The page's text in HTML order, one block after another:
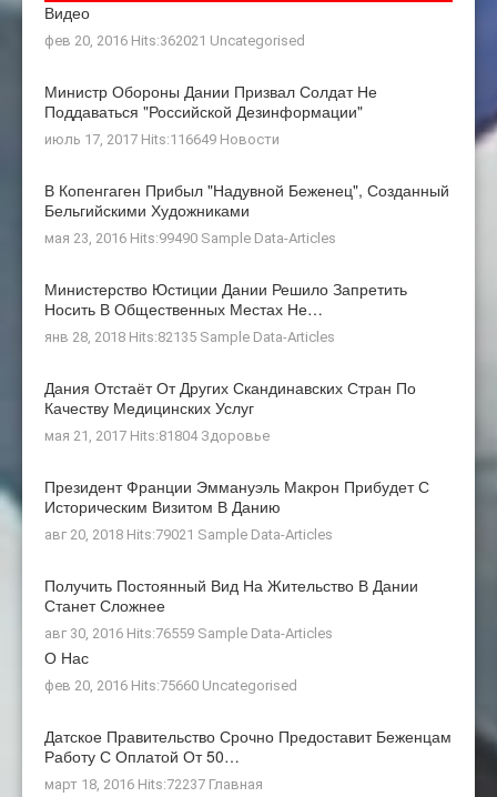
Видео
фев 20, 2016 Hits:362021 Uncategorised
Министр Обороны Дании Призвал Солдат Не
Поддаваться "российской Дезинформации"
июль 17, 2017 Hits:116649 Новости
В Копенгаген Прибыл "Надувной Беженец", Созданный
Бельгийскими Художниками
мая 23, 2016 Hits:99490 Sample Data-Articles
Министерство Юстиции Дании Решило Запретить
Носить В Общественных Местах Не…
янв 28, 2018 Hits:82135 Sample Data-Articles
Дания Отстаёт От Других Скандинавских Стран По
Качеству Медицинских Услуг
мая 21, 2017 Hits:81804 Здоровье
Президент Франции Эммануэль Макрон Прибудет С
Историческим Визитом В Данию
авг 20, 2018 Hits:79021 Sample Data-Articles
Получить Постоянный Вид На Жительство В Дании
Станет Сложнее
авг 30, 2016 Hits:76559 Sample Data-Articles
О Нас
фев 20, 2016 Hits:75660 Uncategorised
Датское Правительство Срочно Предоставит Беженцам
Работу С Оплатой От 50…
март 18, 2016 Hits:72237 Главная